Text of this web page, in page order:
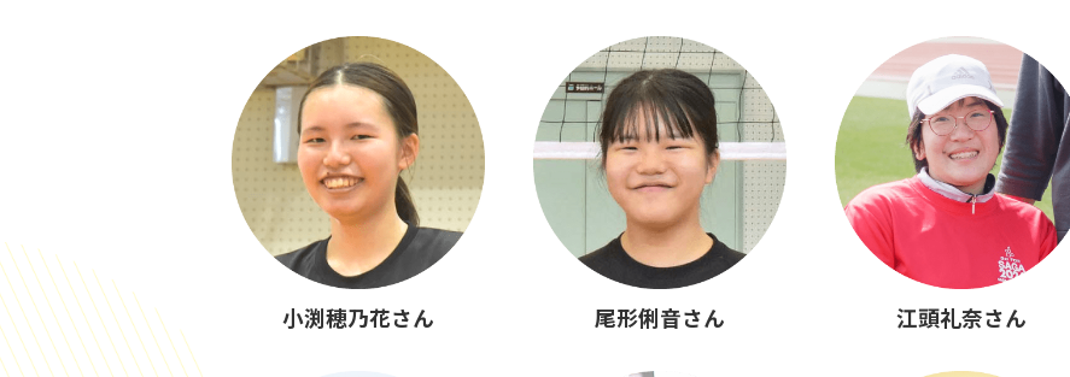
小渕穂乃花さん 尾形俐音さん 江頭礼奈さん